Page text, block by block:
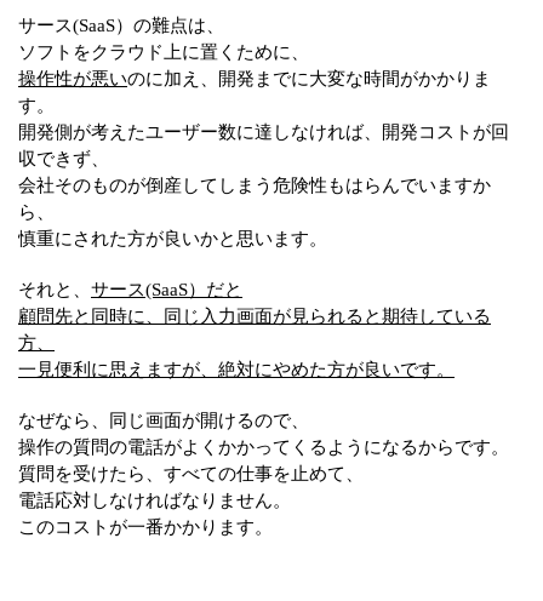
サース(SaaS）の難点は、
ソフトをクラウド上に置くために、
操作性が悪いのに加え、開発までに大変な時間がかかりま
す。
開発側が考えたユーザー数に達しなければ、開発コストが回
収できず、
会社そのものが倒産してしまう危険性もはらんでいますか
ら、
慎重にされた方が良いかと思います。
それと、 サース(SaaS）だと
顧問先と同時に、同じ入力画面が見られると期待している
方、
一見便利に思えますが、絶対にやめた方が良いです。
なぜなら、同じ画面が開けるので、
操作の質問の電話がよくかかってくるようになるからです。
質問を受けたら、すべての仕事を止めて、
電話応対しなければなりません。
このコストが一番かかります。